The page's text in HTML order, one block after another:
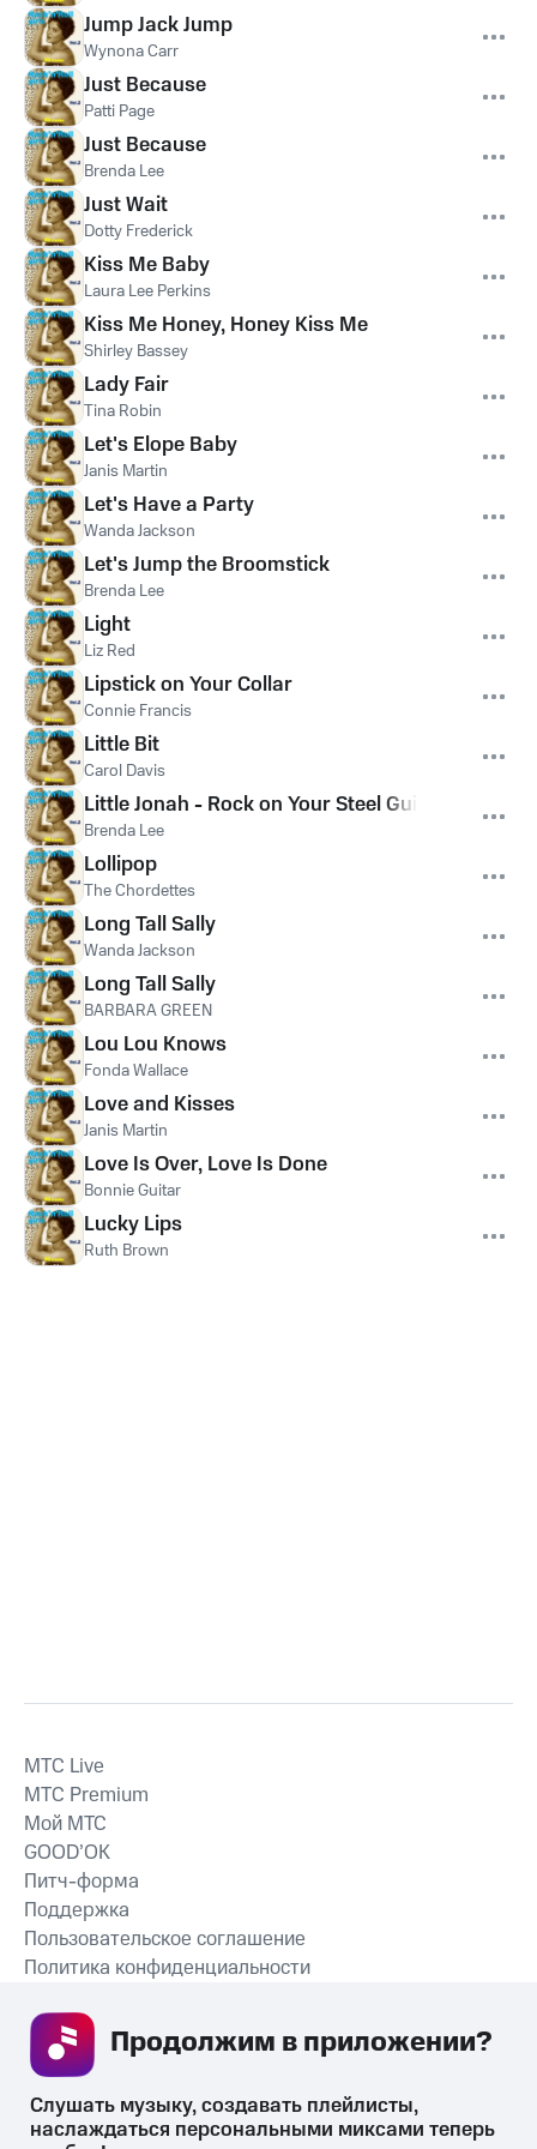
Jump Jack Jump
Wynona Carr
Just Because
Patti Page
Just Because
Brenda Lee
Just Wait
Dotty Frederick
Kiss Me Baby
Laura Lee Perkins
Kiss Me Honey, Honey Kiss Me
Shirley Bassey
Lady Fair
Tina Robin
Let's Elope Baby
Janis Martin
Let's Have a Party
Wanda Jackson
Let's Jump the Broomstick
Brenda Lee
Light
Liz Red
Lipstick on Your Collar
Connie Francis
Little Bit
Carol Davis
Little Jonah - Rock on Your Steel Guitar
Brenda Lee
Lollipop
The Chordettes
Long Tall Sally
Wanda Jackson
Long Tall Sally
BARBARA GREEN
Lou Lou Knows
Fonda Wallace
Love and Kisses
Janis Martin
Love Is Over, Love Is Done
Bonnie Guitar
Lucky Lips
Ruth Brown
СКАЧАТЬ ПРИЛОЖЕНИЕ
MTС Live
MTС Premium
Мой МТС
GOOD’OK
Питч-форма
Поддержка
Пользовательское соглашение
Политика конфиденциальности
Слушать музыку, создавать плейлисты,
наслаждаться персональными миксами теперь